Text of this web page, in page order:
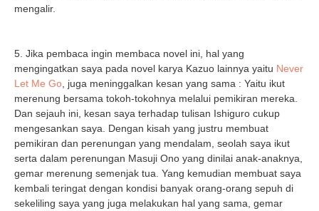
mengalir.
5. Jika pembaca ingin membaca novel ini, hal yang
mengingatkan saya pada novel karya Kazuo lainnya yaitu Never
Let Me Go , juga meninggalkan kesan yang sama : Yaitu ikut
merenung bersama tokoh-tokohnya melalui pemikiran mereka.
Dan sejauh ini, kesan saya terhadap tulisan Ishiguro cukup
mengesankan saya. Dengan kisah yang justru membuat
pemikiran dan perenungan yang mendalam, seolah saya ikut
serta dalam perenungan Masuji Ono yang dinilai anak-anaknya,
gemar merenung semenjak tua. Yang kemudian membuat saya
kembali teringat dengan kondisi banyak orang-orang sepuh di
sekeliling saya yang juga melakukan hal yang sama, gemar